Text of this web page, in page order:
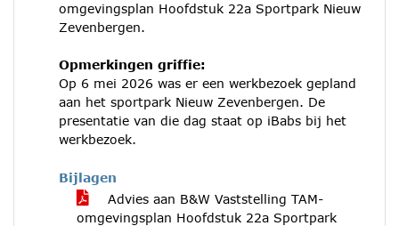
omgevingsplan Hoofdstuk 22a Sportpark Nieuw
Zevenbergen.
Opmerkingen griffie:
Op 6 mei 2026 was er een werkbezoek gepland
aan het sportpark Nieuw Zevenbergen. De
presentatie van die dag staat op iBabs bij het
werkbezoek.
Bijlagen
Advies aan B&W Vaststelling TAM-
omgevingsplan Hoofdstuk 22a Sportpark